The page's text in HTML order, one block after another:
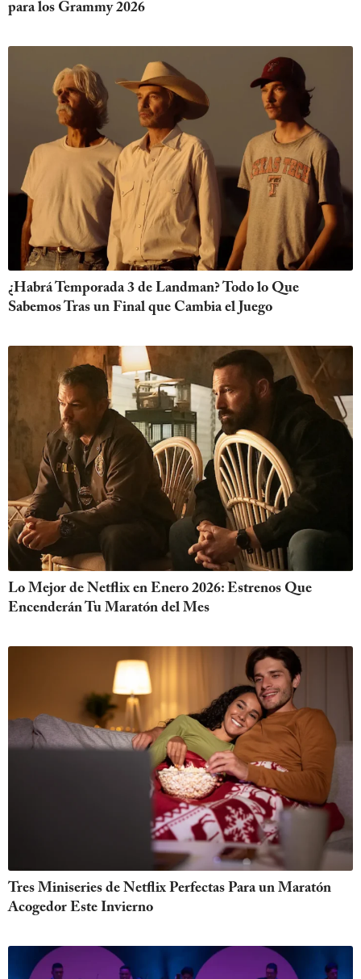
para los Grammy 2026
¿Habrá Temporada 3 de Landman? Todo lo Que
Sabemos Tras un Final que Cambia el Juego
Lo Mejor de Netflix en Enero 2026: Estrenos Que
Encenderán Tu Maratón del Mes
Tres Miniseries de Netflix Perfectas Para un Maratón
Acogedor Este Invierno